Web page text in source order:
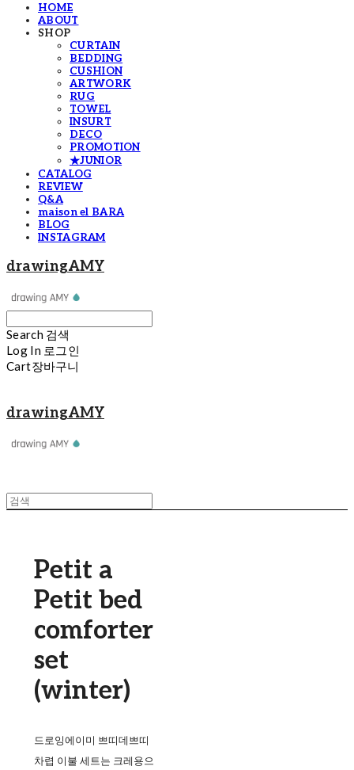
HOME
ABOUT
SHOP
CURTAIN
BEDDING
CUSHION
ARTWORK
RUG
TOWEL
INSURT
DECO
PROMOTION
★JUNIOR
CATALOG
REVIEW
Q&A
maison el BARA
BLOG
INSTAGRAM
drawingAMY
Search 검색
Log In 로그인
Cart장바구니
drawingAMY
Petit a
Petit bed
comforter
set
(winter)
드로잉에이미 쁘띠데쁘띠
차렵 이불 세트는 크레용으